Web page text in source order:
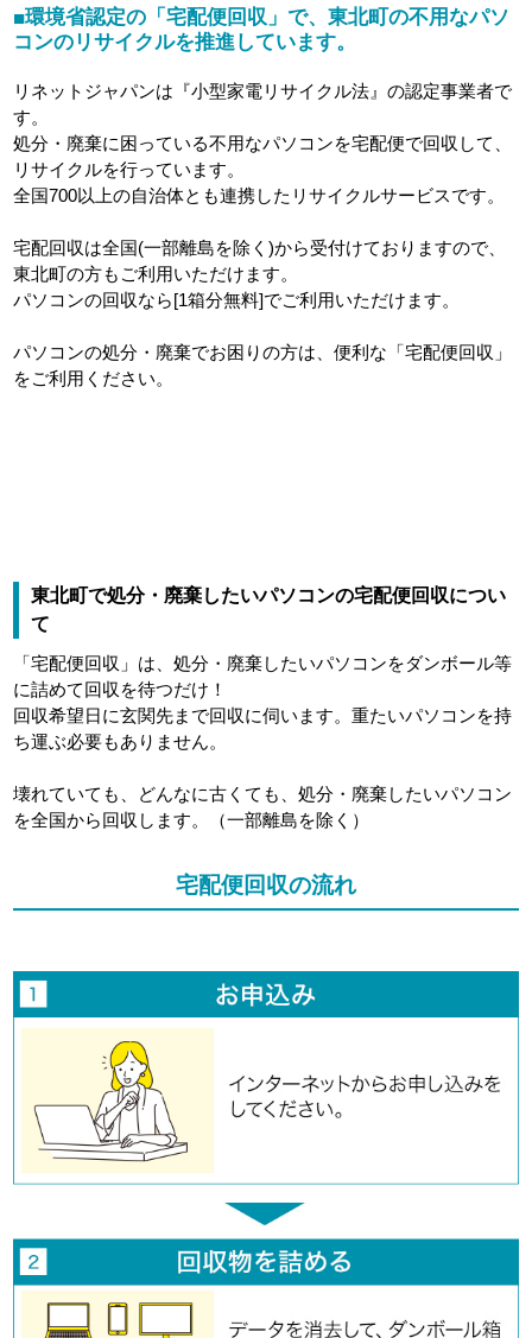
■環境省認定の「宅配便回収」で、東北町の不用なパソ
コンのリサイクルを推進しています。
リネットジャパンは『小型家電リサイクル法』の認定事業者で
す。
処分・廃棄に困っている不用なパソコンを宅配便で回収して、
リサイクルを行っています。
全国700以上の自治体とも連携したリサイクルサービスです。
宅配回収は全国(一部離島を除く)から受付けておりますので、
東北町の方もご利用いただけます。
パソコンの回収なら[1箱分無料]でご利用いただけます。
パソコンの処分・廃棄でお困りの方は、便利な「宅配便回収」
をご利用ください。
東北町で処分・廃棄したいパソコンの宅配便回収につい
て
「宅配便回収」は、処分・廃棄したいパソコンをダンボール等
に詰めて回収を待つだけ！
回収希望日に玄関先まで回収に伺います。重たいパソコンを持
ち運ぶ必要もありません。
壊れていても、どんなに古くても、処分・廃棄したいパソコン
を全国から回収します。（一部離島を除く）
宅配便回収の流れ